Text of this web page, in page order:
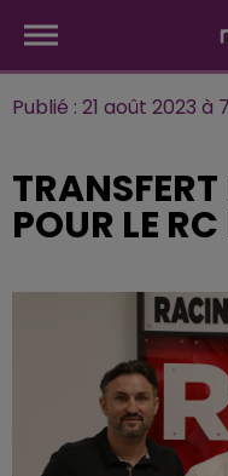
Publié : 21 août 2023
POUR LE